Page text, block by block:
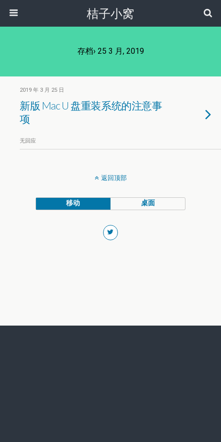
桔子小窝
存档› 25 3 月, 2019
2019 年 3 月 25 日
新版 Mac U 盘重装系统的注意事
项
无回应
返回顶部
移动 桌面